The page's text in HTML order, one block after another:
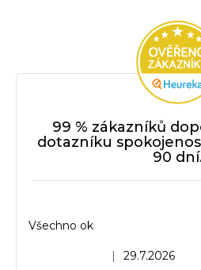
99 % zákazníků
dotazníku
90
Hodnocení obchodu je 5 z 5
| 29.7.2026
Všechno ok